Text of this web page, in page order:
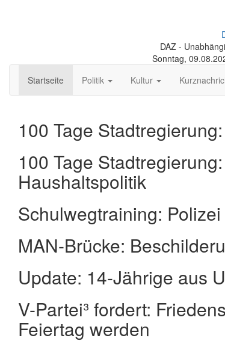
DAZ -
Sonntag,
Startseite
Politik Kultur
100 Tage
100 Tage
Haushaltspolitik
Schul­weg­trai­ning:
MAN-Brücke:
Update: 14-Jährige aus
V-Partei­³ fordert:
Feier­tag werden